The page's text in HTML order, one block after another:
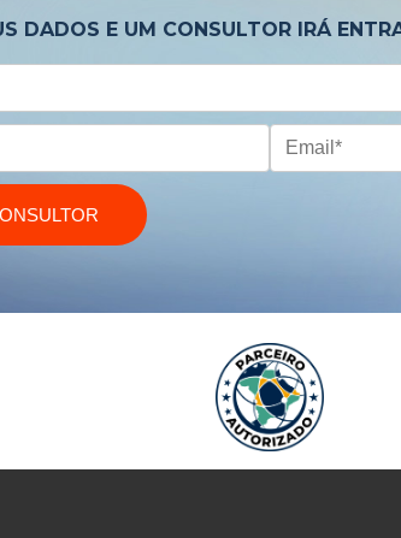
DADOS E UM CONSULTOR IRÁ